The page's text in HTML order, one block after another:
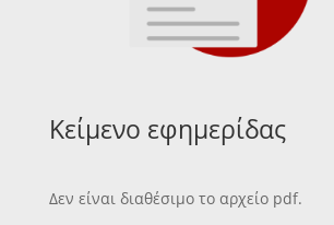
Κείμενο εφημερίδας
Δεν είναι διαθέσιμο το αρχείο pdf.